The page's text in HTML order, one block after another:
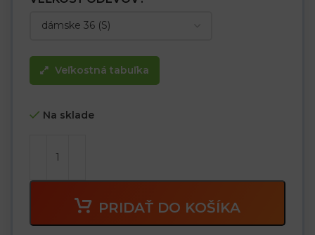
Veľkostná tabuľka
Na sklade
PRIDAŤ DO KOŠÍKA